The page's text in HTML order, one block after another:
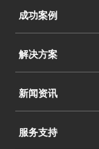
成功案例
解决方案
新闻资讯
服务支持